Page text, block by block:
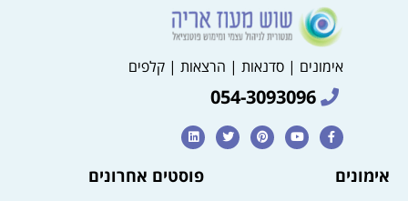
אימונים | סדנאות | הרצאות | קלפים
054-3093096
אימונים פוסטים אחרונים